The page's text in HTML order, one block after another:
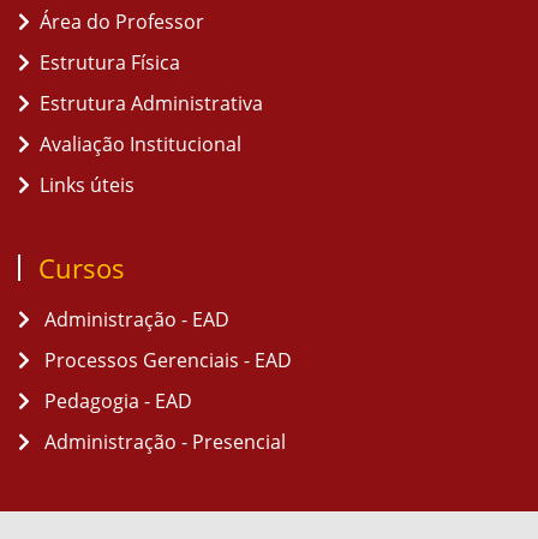
Área do Professor
Estrutura Física
Estrutura Administrativa
Avaliação Institucional
Links úteis
Cursos
Administração - EAD
Processos Gerenciais - EAD
Pedagogia - EAD
Administração - Presencial